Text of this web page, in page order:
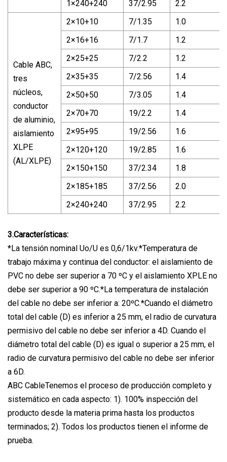
1×240+240 37/2.95 2.2
Cable ABC,
tres
núcleos,
conductor
de aluminio,
aislamiento
XLPE
(AL/XLPE)
2×10+10 7/1.35
1.0
2×16+16
7/1.7
1.2
2×25+25
7/2.2
1.2
2×35+35
7/2.56
1.4
2×50+50
7/3.05
1.4
2×70+70
19/2.2
1.4
2×95+95
19/2.56
1.6
2×120+120
19/2.85
1.6
2×150+150
37/2.34
1.8
2×185+185
37/2.56
2.0
2×240+240
37/2.95 2.2
3.Características:
*La tensión nominal Uo/U es 0,6/1kv.*Temperatura de
trabajo máxima y continua del conductor: el aislamiento de
PVC no debe ser superior a 70 ºC y el aislamiento XPLE no
debe ser superior a 90 ºC.*La temperatura de instalación
del cable no debe ser inferior a: 20ºC.*Cuando el diámetro
total del cable (D) es inferior a 25 mm, el radio de curvatura
permisivo del cable no debe ser inferior a 4D. Cuando el
diámetro total del cable (D) es igual o superior a 25 mm, el
radio de curvatura permisivo del cable no debe ser inferior
a 6D.
ABC CableTenemos el proceso de producción completo y
sistemático en cada aspecto: 1). 100% inspección del
producto desde la materia prima hasta los productos
terminados; 2). Todos los productos tienen el informe de
prueba.